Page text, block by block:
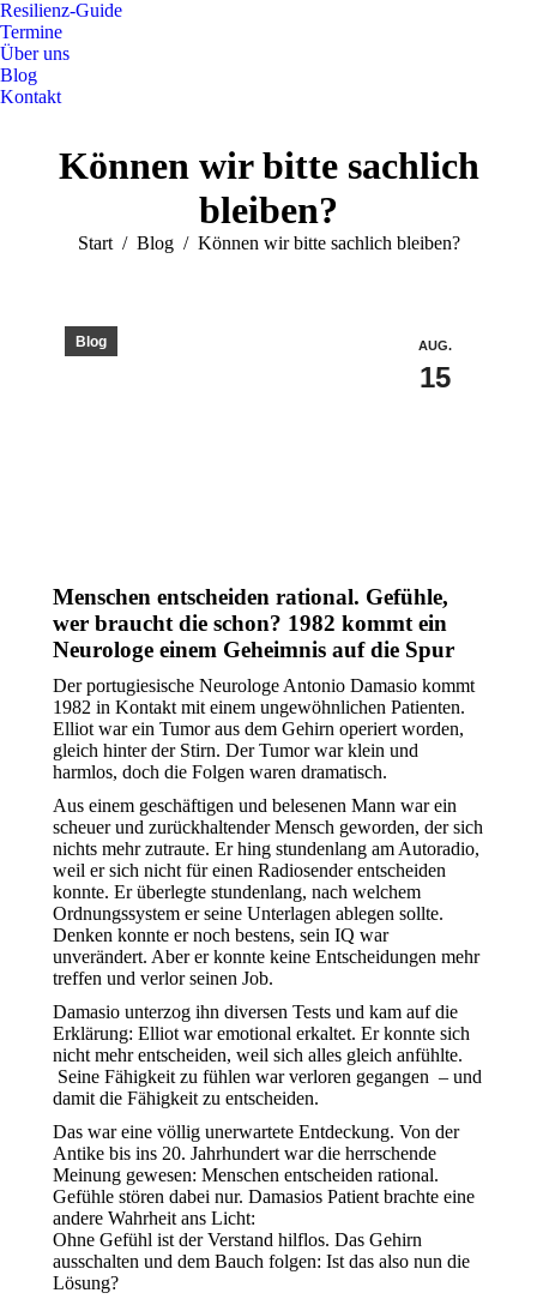
Resilienz-Guide
Termine
Über uns
Blog
Kontakt
Können wir bitte sachlich
bleiben?
Sie befinden sich hier:
Start Blog Können wir bitte sachlich bleiben?
AUG.
15
Blog
Menschen entscheiden rational. Gefühle,
wer braucht die schon? 1982 kommt ein
Neurologe einem Geheimnis auf die Spur
Der portugiesische Neurologe Antonio Damasio kommt
1982 in Kontakt mit einem ungewöhnlichen Patienten.
Elliot war ein Tumor aus dem Gehirn operiert worden,
gleich hinter der Stirn. Der Tumor war klein und
harmlos, doch die Folgen waren dramatisch.
Aus einem geschäftigen und belesenen Mann war ein
scheuer und zurückhaltender Mensch geworden, der sich
nichts mehr zutraute. Er hing stundenlang am Autoradio,
weil er sich nicht für einen Radiosender entscheiden
konnte. Er überlegte stundenlang, nach welchem
Ordnungssystem er seine Unterlagen ablegen sollte.
Denken konnte er noch bestens, sein IQ war
unverändert. Aber er konnte keine Entscheidungen mehr
treffen und verlor seinen Job.
Damasio unterzog ihn diversen Tests und kam auf die
Erklärung: Elliot war emotional erkaltet. Er konnte sich
nicht mehr entscheiden, weil sich alles gleich anfühlte.
Seine Fähigkeit zu fühlen war verloren gegangen – und
damit die Fähigkeit zu entscheiden.
Das war eine völlig unerwartete Entdeckung. Von der
Antike bis ins 20. Jahrhundert war die herrschende
Meinung gewesen: Menschen entscheiden rational.
Gefühle stören dabei nur. Damasios Patient brachte eine
andere Wahrheit ans Licht:
Ohne Gefühl ist der Verstand hilflos. Das Gehirn
ausschalten und dem Bauch folgen: Ist das also nun die
Lösung?